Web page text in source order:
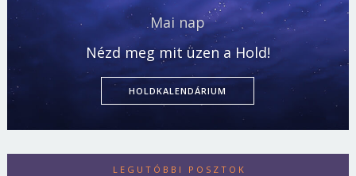
Mai nap
Nézd meg mit üzen a Hold!
HOLDKALENDÁRIUM
LEGUTÓBBI POSZTOK